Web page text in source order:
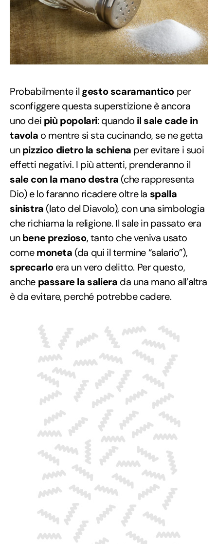
Probabilmente il gesto scaramantico per
sconfiggere questa superstizione è ancora
uno dei più popolari: quando il sale cade in
tavola o mentre si sta cucinando, se ne getta
unpizzico dietro la schiena per evitare i suoi
effetti negativi. I più attenti, prenderanno il
sale con la mano destra (che rappresenta
Dio) e lo faranno ricadere oltre la spalla
sinistra (lato del Diavolo), con una simbologia
che richiama la religione. Il sale in passato era
unbene prezioso, tanto che veniva usato
comemoneta (da qui il termine “salario”),
sprecarloera un vero delitto. Per questo,
anche passare la saliera da una mano all’altra
è da evitare, perché potrebbe cadere.